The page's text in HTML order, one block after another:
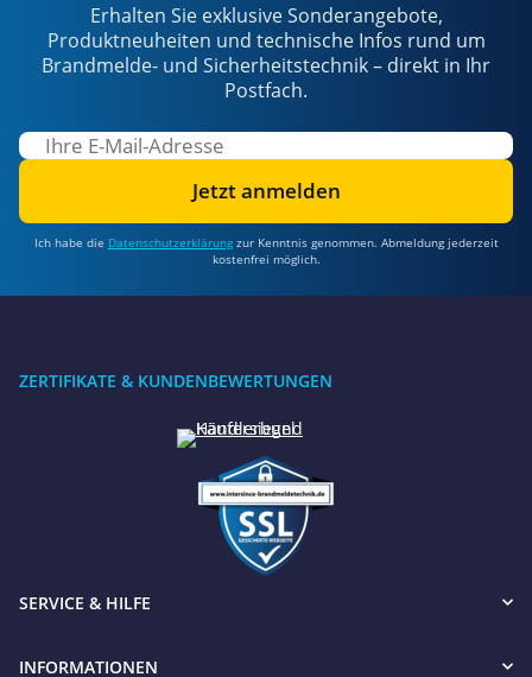
Erhalten Sie exklusive Sonderangebote,
Produktneuheiten und technische Infos rund um
Brandmelde- und Sicherheitstechnik – direkt in Ihr
Postfach.
Jetzt anmelden
Ich habe die Datenschutzerklärungzur Kenntnis genommen. Abmeldung jederzeit
kostenfrei möglich.
ZERTIFIKATE & KUNDENBEWERTUNGEN
SERVICE & HILFE
INFORMATIONEN